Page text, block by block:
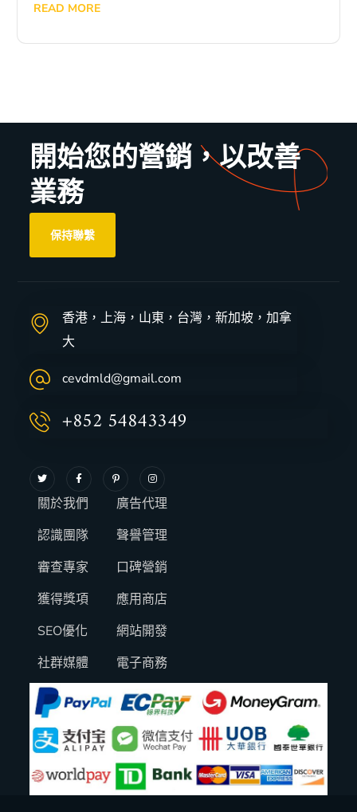
READ MORE
開始您的營銷，以改善
業務
保持聯繫
香港，上海，山東，台灣，新加坡，加拿
大
cevdmld@gmail.com
+852 54843349
關於我們
認識團隊
審查專家
獲得獎項
SEO優化
社群媒體
廣告代理
聲譽管理
口碑營銷
應用商店
網站開發
電子商務